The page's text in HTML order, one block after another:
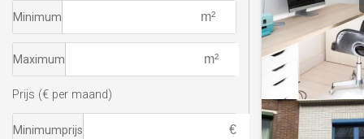
Minimum
Maximum
Prijs (€ per maand)
Minimumprijs